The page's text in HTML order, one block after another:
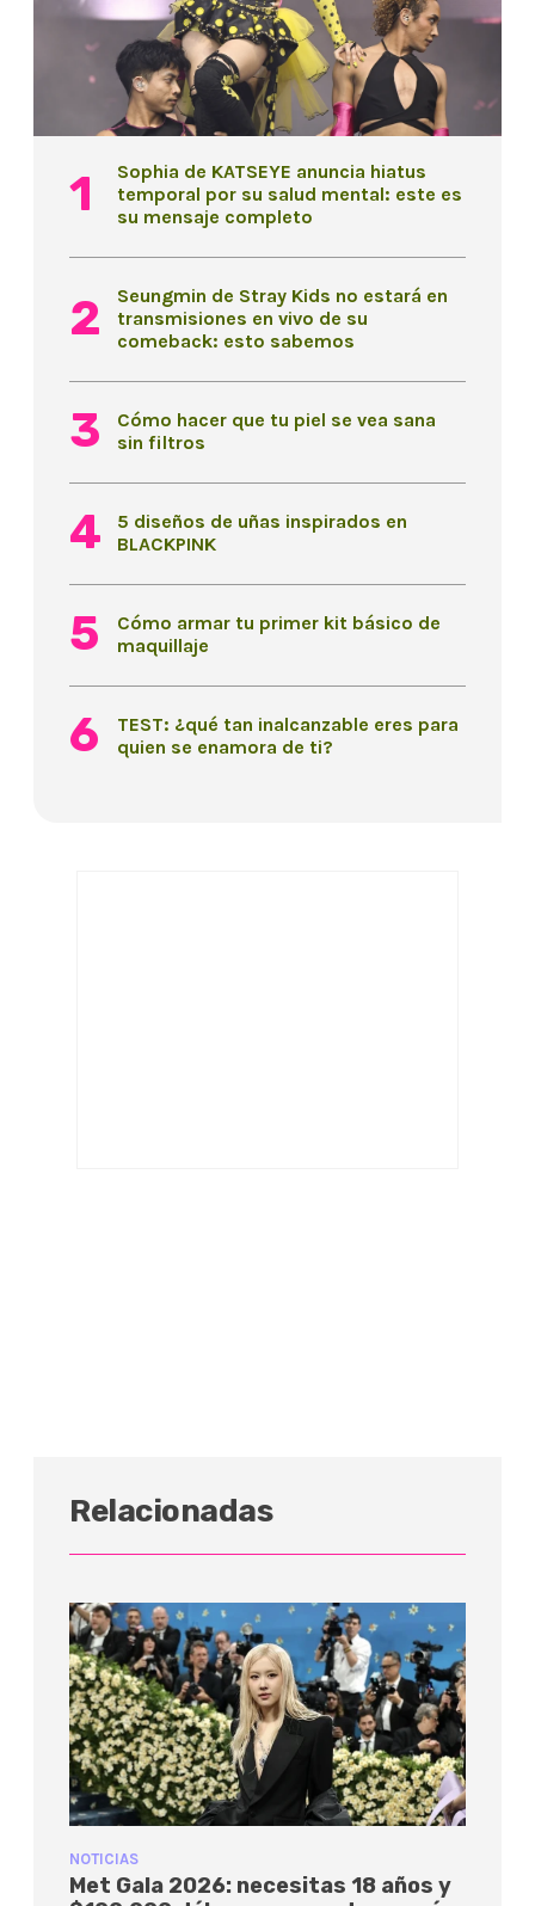
Sophia de KATSEYE anuncia hiatus
temporal por su salud mental: este es
su mensaje completo
Seungmin de Stray Kids no estará en
transmisiones en vivo de su
comeback: esto sabemos
Cómo hacer que tu piel se vea sana
sin filtros
5 diseños de uñas inspirados en
BLACKPINK
Cómo armar tu primer kit básico de
maquillaje
TEST: ¿qué tan inalcanzable eres para
quien se enamora de ti?
Relacionadas
NOTICIAS
Met Gala 2026: necesitas 18 años y